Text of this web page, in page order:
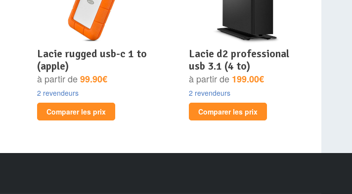
lacie rugged usb-c 1 to
(apple)
à partir de99.90€
2 revendeurs
Comparer les prix
lacie d2 professional
usb 3.1 (4 to)
à partir de 199.00€
2 revendeurs
Comparer les prix